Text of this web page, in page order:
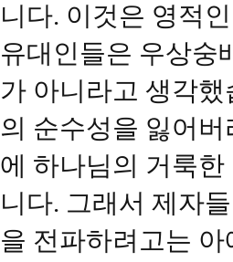
니다. 이것은 영적
유대인들은 우상숭
가 아니라고 생각
의 순수성을 잃어
에 하나님의 거룩
니다. 그래서 제자
을 전파하려고는